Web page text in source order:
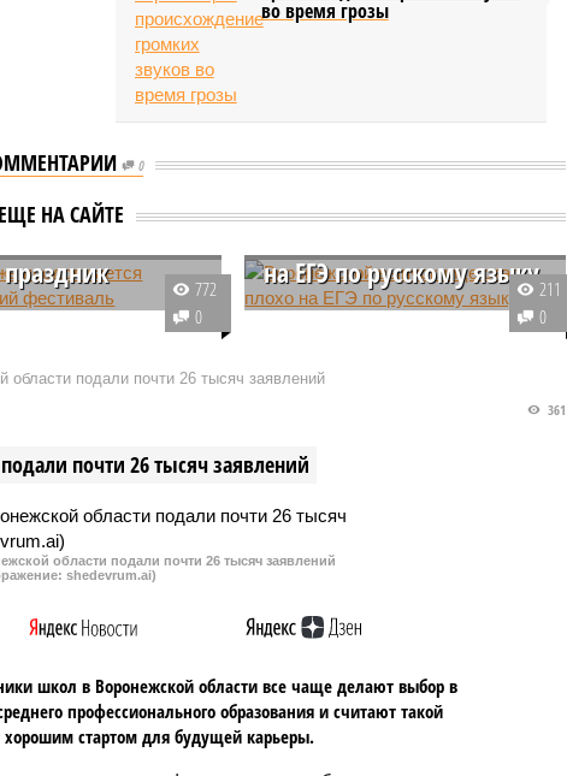
во время грозы
0
ЕЩЕ НА САЙТЕ
продолжается
772
0
Воронежской
на ЕГЭ по русскому языку
В школе №57 Воронежа во время
сдачи Единого государственного
одной из участниц стало плохо.
Тем не менее, школьница решила
перерыва.
211
0
подали почти 26 тысяч заявлений
почти 26 тысяч заявлений
361
области подали почти 26 тысяч заявлений
shedevrum.ai)
школ в Воронежской области все чаще делают выбор в
профессионального образования и считают такой
хорошим стартом для будущей карьеры.